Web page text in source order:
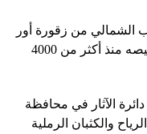
الشمالي من زقورة أور
المهيبة، وهو معبد هرمي ضخم تم تخصيصه منذ أكثر من 4000
الآثار في محافظة
والكثبان الرملية